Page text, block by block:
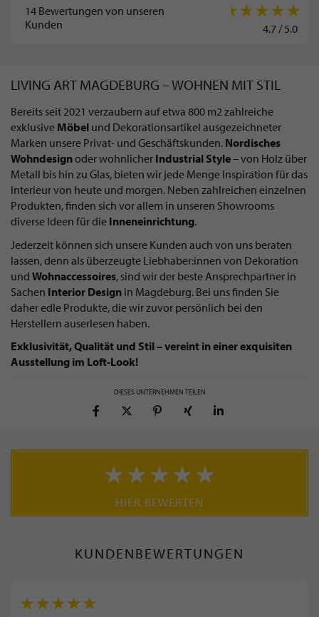
14 Bewertungen von unseren
Kunden
4.7/5.0
LIVING ART MAGDEBURG – WOHNEN MIT STIL
Bereits seit 2021 verzaubern auf etwa 800 m2 zahlreiche
exklusive Möbel und Dekorationsartikel ausgezeichneter
Marken unsere Privat- und Geschäftskunden. Nordisches
Wohndesignoder wohnlicher Industrial Style– von Holz über
Metall bis hin zu Glas, bieten wir jede Menge Inspiration für das
Interieur von heute und morgen. Neben zahlreichen einzelnen
Produkten, finden sich vor allem in unseren Showrooms
diverse Ideen für die Inneneinrichtung.
Jederzeit können sich unsere Kunden auch von uns beraten
lassen, denn als überzeugte Liebhaber:innen von Dekoration
und Wohnaccessoires, sind wir der beste Ansprechpartner in
Sachen Interior Design in Magdeburg. Bei uns finden Sie
daher edle Produkte, die wir zuvor persönlich bei den
Herstellern auserlesen haben.
Exklusivität, Qualität und Stil – vereint in einer exquisiten
Ausstellung im Loft-Look!
DIESES UNTERNEHMEN TEILEN
HIER BEWERTEN
KUNDENBEWERTUNGEN